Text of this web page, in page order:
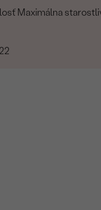
Rýchlosť Maximálna